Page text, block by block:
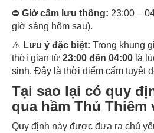
⛔ Giờ cấm lưu thông: 23:00 –
giờ sáng hôm sau).
⚠️ Lưu ý đặc biệt: Trong khung
thời gian từ 23:00 đến 04:00 là
sinh. Đây là thời điểm cấm tuyệt
Tại sao lại có quy
qua hầm Thủ Thiêm
Quy định này được đưa ra chủ